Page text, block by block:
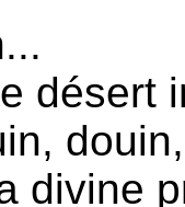
désert
divine